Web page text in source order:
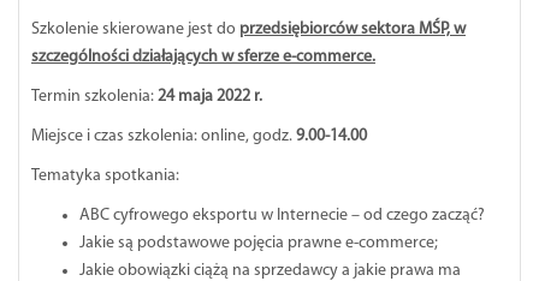
Szkolenie skierowane jest do przedsiębiorców sektora MŚP, w
szczególności działających w sferze e-commerce.
Termin szkolenia: 24 maja 2022 r.
Miejsce i czas szkolenia: online, godz. 9.00-14.00
Tematyka spotkania:
ABC cyfrowego eksportu w Internecie – od czego zacząć?
Jakie są podstawowe pojęcia prawne e-commerce;
Jakie obowiązki ciążą na sprzedawcy a jakie prawa ma